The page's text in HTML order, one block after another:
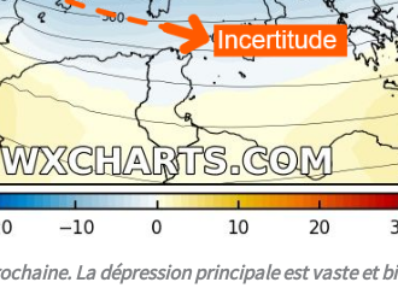
La dépression principale est vaste et